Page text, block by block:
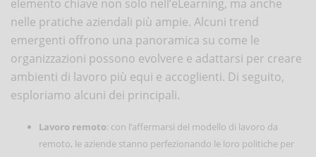
elemento chiave non solo nell’eLearning, ma anche
nelle pratiche aziendali più ampie. Alcuni trend
emergenti offrono una panoramica su come le
organizzazioni possono evolvere e adattarsi per creare
ambienti di lavoro più equi e accoglienti. Di seguito,
esploriamo alcuni dei principali.
Lavoro remoto: con l’affermarsi del modello di lavoro da
remoto, le aziende stanno perfezionando le loro politiche per